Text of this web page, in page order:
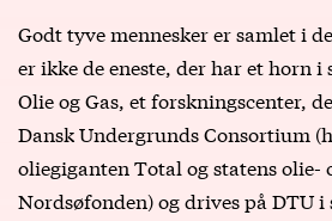
Godt tyve mennesker er samlet i
er ikke de eneste, der har et horn i
Olie og Gas, et forskningscenter,
Dansk Undergrunds Consortium
oliegiganten Total og statens olie-
Nordsøfonden) og drives på DTU